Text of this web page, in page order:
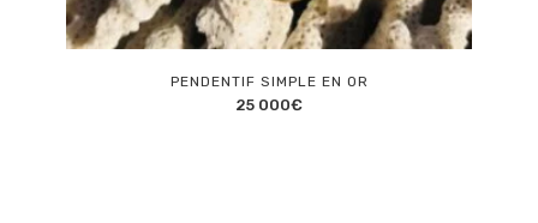
PENDENTIF SIMPLE EN OR
25 000€